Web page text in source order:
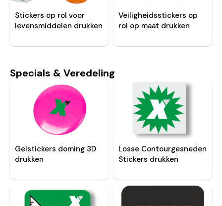
Stickers op rol voor
levensmiddelen drukken
Veiligheidsstickers op
rol op maat drukken
Specials & Veredeling
Gelstickers doming 3D
drukken
Losse Contourgesneden
Stickers drukken